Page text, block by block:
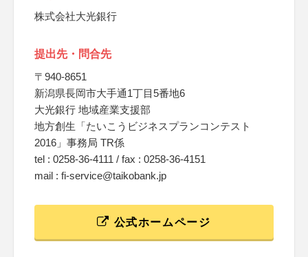
株式会社大光銀行
提出先・問合先
〒940-8651
新潟県長岡市大手通1丁目5番地6
大光銀行 地域産業支援部
地方創生「たいこうビジネスプランコンテスト
2016」事務局 TR係
tel : 0258‐36‐4111 / fax : 0258‐36‐4151
mail : fi-service@taikobank.jp
公式ホームページ